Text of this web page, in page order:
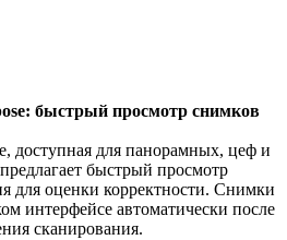
быстрый просмотр снимков
доступная для панорамных, цеф и
быстрый просмотр
для оценки корректности. Снимки
интерфейсе автоматически после
сканирования.